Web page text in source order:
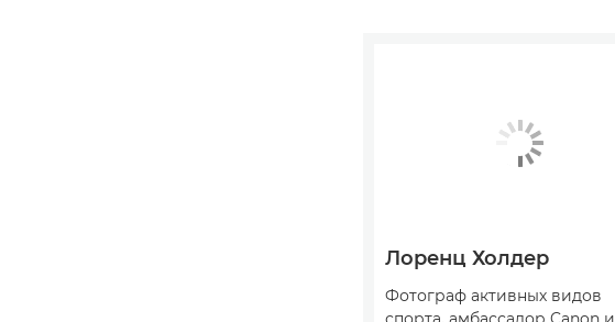
Лоренц Холдер
Фотограф активных видов